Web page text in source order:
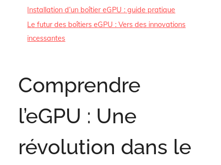
Installation d’un boîtier eGPU : guide pratique
Le futur des boîtiers eGPU : Vers des innovations
incessantes
Comprendre
l’eGPU : Une
révolution dans le